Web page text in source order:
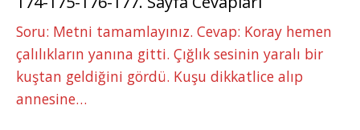
Soru: Metni tamamlayınız. Cevap: Koray hemen
çalılıkların yanına gitti. Çığlık sesinin yaralı bir
kuştan geldiğini gördü. Kuşu dikkatlice alıp
annesine…